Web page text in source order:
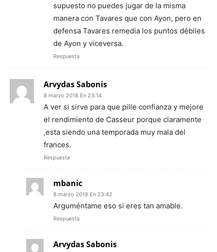
supuesto no puedes jugar de la misma
manera con Tavares que con Ayon, pero en
defensa Tavares remedia los puntos débiles
de Ayon y viceversa.
Respuesta
Arvydas Sabonis
8 marzo 2018 En 23:14
A ver si sirve para que pille confianza y mejore
el rendimiento de Casseur porque claramente
,esta siendo una temporada muy mala del
frances.
Respuesta
mbanic
8 marzo 2018 En 23:42
Arguméntame eso si eres tan amable.
Respuesta
Arvydas Sabonis